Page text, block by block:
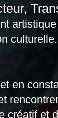
culturelle.
en
et